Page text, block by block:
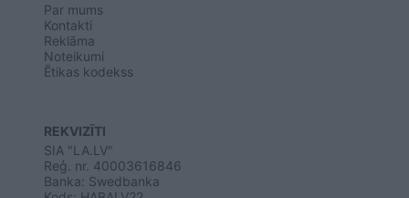
Par mums
Kontakti
Reklāma
Noteikumi
Ētikas kodekss
REKVIZĪTI
SIA "LA.LV"
Reģ. nr. 40003616846
Banka: Swedbanka